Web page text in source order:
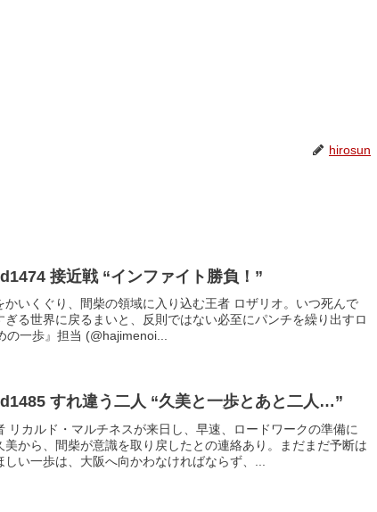
hirosun
【はじめの一歩】Round1474 接近戦 “インファイト勝負！”
いくぐり、間柴の領域に入り込む王者 ロザリオ。いつ死んで
る世界に戻るまいと、反則ではない必至にパンチを繰り出すロ
一歩』担当 (@hajimenoi...
すれ違う二人 “久美と一歩とあと二人…”
リカルド・マルチネスが来日し、早速、ロードワークの準備に
から、間柴が意識を取り戻したとの連絡あり。まだまだ予断は
い一歩は、大阪へ向かわなければならず、...